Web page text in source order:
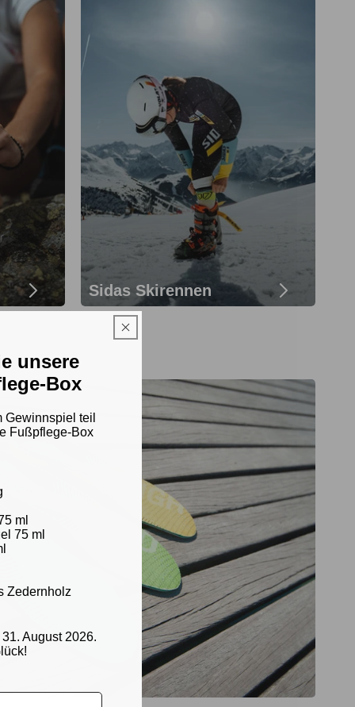
Sidas Skirennen
unsere
Box
Gewinnspiel teil
Fußpflege-Box
ml
75 ml
Zedernholz
August 2026.